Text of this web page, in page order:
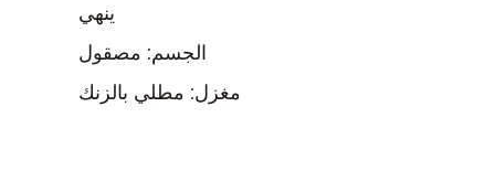
ينهي
الجسم: مصقول
مغزل: مطلي بالزنك